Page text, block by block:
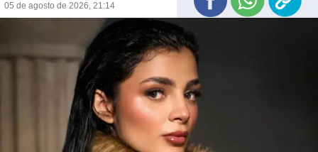
05 de agosto de 2026, 21:14